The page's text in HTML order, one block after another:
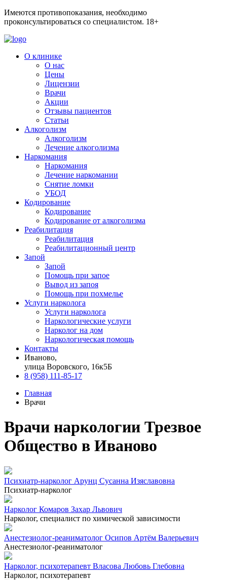
Имеются противопоказания, необходимо
проконсультироваться со специалистом. 18+
О клинике
О нас
Цены
Лицензии
Врачи
Акции
Отзывы пациентов
Статьи
Алкоголизм
Алкоголизм
Лечение алкоголизма
Наркомания
Наркомания
Лечение наркомании
Снятие ломки
УБОД
Кодирование
Кодирование
Кодирование от алкоголизма
Реабилитация
Реабилитация
Реабилитационный центр
Запой
Запой
Помощь при запое
Вывод из запоя
Помощь при похмелье
Услуги нарколога
Услуги нарколога
Наркологические услуги
Нарколог на дом
Наркологическая помощь
Контакты
Иваново,
улица Воровского, 16к5Б
8 (958) 111-85-17
Главная
Врачи
Врачи наркологии Трезвое
Общество в Иваново
Психиатр-нарколог Арунц Сусанна Изяславовна
Психиатр-нарколог
Нарколог Комаров Захар Львович
Нарколог, специалист по химической зависимости
Анестезиолог-реаниматолог Осипов Артём Валерьевич
Анестезиолог-реаниматолог
Нарколог, психотерапевт Власова Любовь Глебовна
Нарколог, психотерапевт